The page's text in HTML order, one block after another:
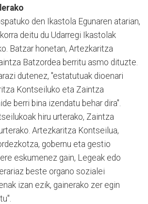
den Ikastola Egunaren atarian,
deitu du Udarregi Ikastolak
Batzar honetan, Artezkaritza
Batzordea berritu asmo dituzte.
dutenez, "estatutuak dioenari
Kontseiluko eta Zaintza
berri bina izendatu behar dira".
hiru urterako, Zaintza
Artezkaritza Kontseilua,
gobernu eta gestio
eskumenez gain, Legeak edo
beste organo sozialei
izan ezik, gainerako zer egin